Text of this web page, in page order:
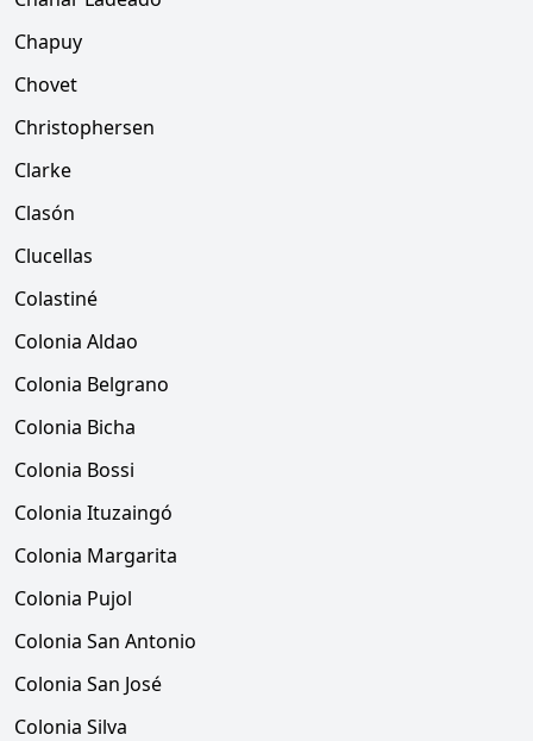
Chapuy
Chovet
Christophersen
Clarke
Clasón
Clucellas
Colastiné
Colonia Aldao
Colonia Belgrano
Colonia Bicha
Colonia Bossi
Colonia Ituzaingó
Colonia Margarita
Colonia Pujol
Colonia San Antonio
Colonia San José
Colonia Silva